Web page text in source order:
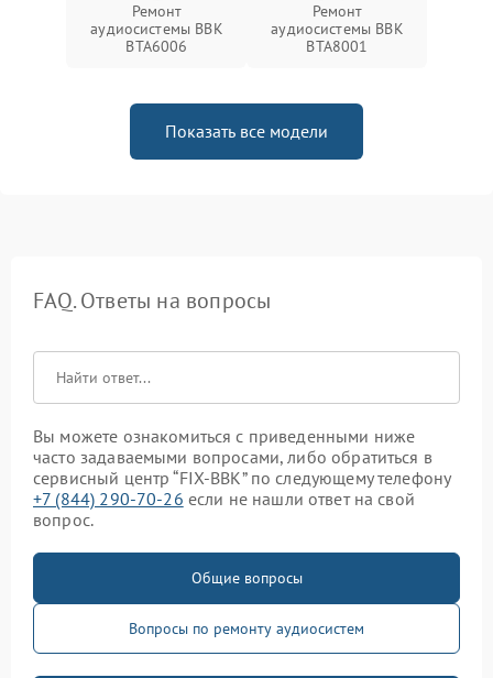
Ремонт
аудиосистемы BBK
BTA6006
Ремонт
аудиосистемы BBK
BTA8001
Показать все модели
FAQ. Ответы на вопросы
Вы можете ознакомиться с приведенными ниже
часто задаваемыми вопросами, либо обратиться в
сервисный центр “FIX-BBK” по следующему телефону
+7 (844) 290-70-26 если не нашли ответ на свой
вопрос.
Общие вопросы
Вопросы по ремонту аудиосистем